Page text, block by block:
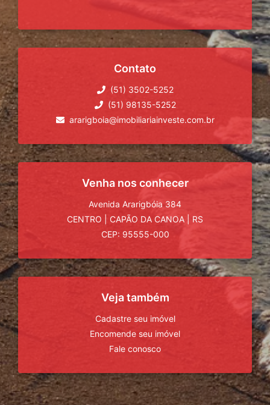
Contato
(51) 3502-5252
(51) 98135-5252
ararigboia@imobiliariainveste.com.br
Venha nos conhecer
Avenida Ararigbóia 384
CENTRO
CAPÃO DA CANOA
RS
CEP: 95555-000
Veja também
Cadastre seu imóvel
Encomende seu imóvel
Fale conosco